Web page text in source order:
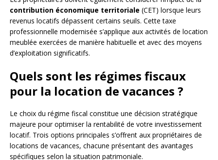
contribution économique territoriale (CET) lorsque leurs
revenus locatifs dépassent certains seuils. Cette taxe
professionnelle modernisée s’applique aux activités de location
meublée exercées de manière habituelle et avec des moyens
d’exploitation significatifs.
Quels sont les régimes fiscaux
pour la location de vacances ?
Le choix du régime fiscal constitue une décision stratégique
majeure pour optimiser la rentabilité de votre investissement
locatif. Trois options principales s’offrent aux propriétaires de
locations de vacances, chacune présentant des avantages
spécifiques selon la situation patrimoniale.